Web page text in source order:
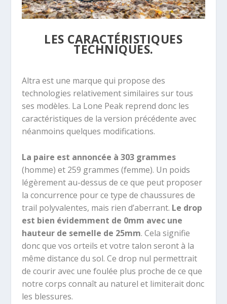
LES CARACTÉRISTIQUES
TECHNIQUES.
Altra est une marque qui propose des
technologies relativement similaires sur tous
ses modèles. La Lone Peak reprend donc les
caractéristiques de la version précédente avec
néanmoins quelques modifications.
La paire est annoncée à 303 grammes
(homme) et 259 grammes (femme). Un poids
légèrement au-dessus de ce que peut proposer
la concurrence pour ce type de chaussures de
trail polyvalentes, mais rien d’aberrant. Le drop
est bien évidemment de 0mm avec une
hauteur de semelle de 25mm. Cela signifie
donc que vos orteils et votre talon seront à la
même distance du sol. Ce drop nul permettrait
de courir avec une foulée plus proche de ce que
notre corps connaît au naturel et limiterait donc
les blessures.